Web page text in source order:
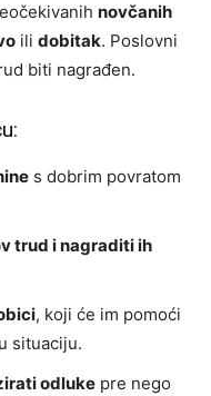
novčanih
ili dobitak. Poslovni
biti nagrađen.
s dobrim povratom
trud i nagraditi ih
, koji će im pomoći
situaciju.
odluke pre nego